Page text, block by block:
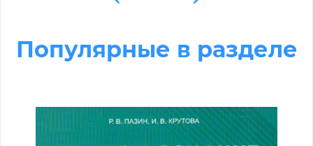
Популярные в разделе